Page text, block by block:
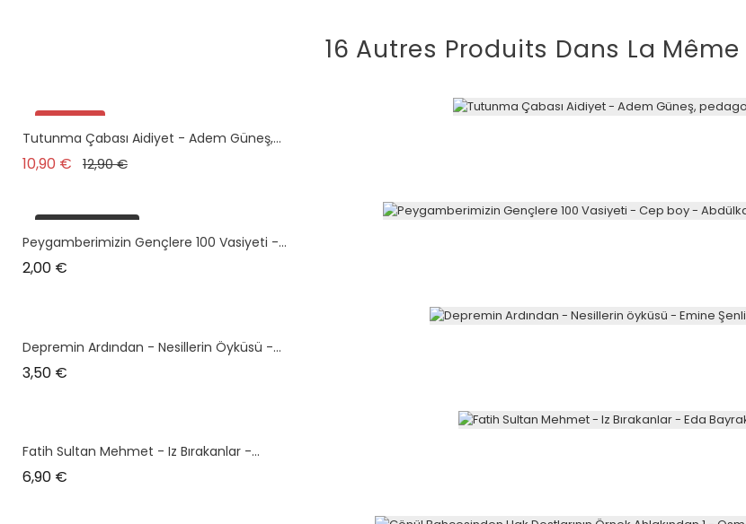
16 Autres Produits Dans La
Promo !
Tutunma Çabası Aidiyet - Adem Güneş,...
10,90 € Prix de base
12,90 €Prix
Peygamberimizin Gençlere 100 Vasiyeti -...
2,00 €
Depremin Ardından - Nesillerin Öyküsü -...
3,50 €
Fatih Sultan Mehmet - Iz Bırakanlar -...
6,90 €